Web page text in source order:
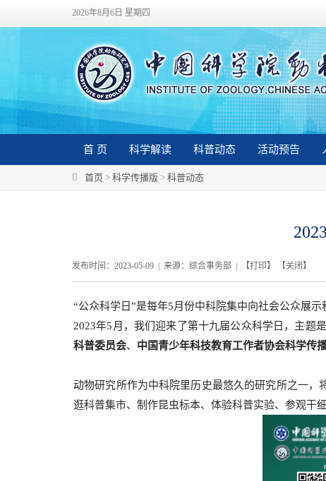
2026年8月6日 星期四
首 页 科学解读 科普动态 活动预告
首页 > 科学传播版 > 科普动态
发布时间：2023-05-09 | 来源：综合事务部 | 【打印】 【关闭 】
“公众科学日”是每年5月份中科院集中向社会公众展
2023年5月，我们迎来了第十九届公众科学日，主题
科普委员会、 中国青少年科技教育工作者协会科学传
动物研究所作为中科院里历史最悠久的研究所之一，
逛科普集市、制作昆虫标本、体验科普实验、参观干细